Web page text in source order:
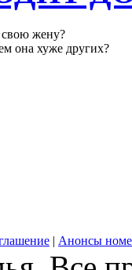
жену?
она хуже других?
| Анонсы